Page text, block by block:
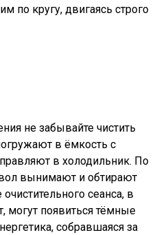
по кругу, двигаясь строго
не забывайте чистить
в ёмкость с
в холодильник. По
вынимают и обтирают
сеанса, в
могут появиться тёмные
собравшаяся за